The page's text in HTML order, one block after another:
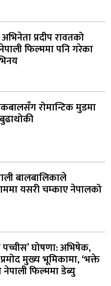
प्रदीप रावतको
फिल्ममा पनि गरेका
रोमान्टिक मुडमा
बालबालिकाले
यसरी चम्काए नेपालको
पच्चीस’ घोषणा: अभिषेक,
मुख्य भूमिकामा, ‘भक्ते
नेपाली फिल्ममा डेब्यु